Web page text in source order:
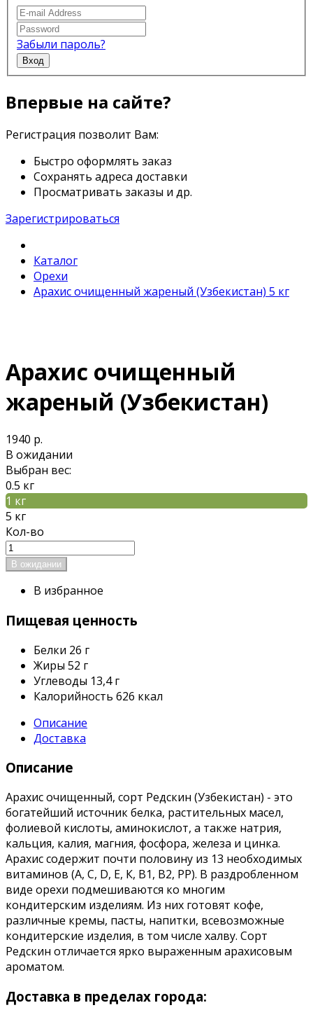
Забыли пароль?
Вход
Впервые на сайте?
Регистрация позволит Вам:
Быстро оформлять заказ
Сохранять адреса доставки
Просматривать заказы и др.
Зарегистрироваться
Каталог
Орехи
Арахис очищенный жареный (Узбекистан) 5 кг
Арахис очищенный
жареный (Узбекистан)
1940 р.
В ожидании
Выбран вес:
0.5 кг
1 кг
5 кг
Кол-во
В избранное
Пищевая ценность
Белки 26 г
Жиры 52 г
Углеводы 13,4 г
Калорийность 626 ккал
Описание
Доставка
Описание
Арахис очищенный, сорт Редскин (Узбекистан) - это
богатейший источник белка, растительных масел,
фолиевой кислоты, аминокислот, а также натрия,
кальция, калия, магния, фосфора, железа и цинка.
Арахис содержит почти половину из 13 необходимых
витаминов (А, С, D, Е, К, В1, В2, РР). В раздробленном
виде орехи подмешиваются ко многим
кондитерским изделиям. Из них готовят кофе,
различные кремы, пасты, напитки, всевозможные
кондитерские изделия, в том числе халву. Сорт
Редскин отличается ярко выраженным арахисовым
ароматом.
Доставка в пределах города: